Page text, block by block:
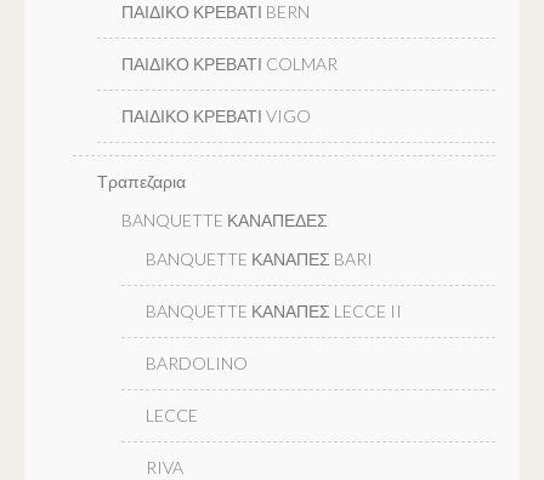
ΠΑΙΔΙΚΟ ΚΡΕΒΑΤΙ BERN
ΠΑΙΔΙΚΟ ΚΡΕΒΑΤΙ COLMAR
ΠΑΙΔΙΚΟ ΚΡΕΒΑΤΙ VIGO
Τραπεζαρια
BANQUETTE ΚΑΝΑΠΕΔΕΣ
BANQUETTE ΚΑΝΑΠΕΣ BARI
BANQUETTE ΚΑΝΑΠΕΣ LECCE II
BARDOLINO
LECCE
RIVA